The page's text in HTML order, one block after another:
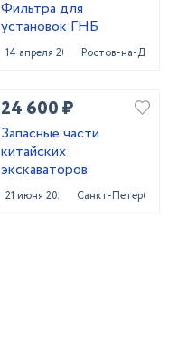
Фильтра для
установок ГНБ
14 апреля 2022 Ростов-на-Дону
24 600 ₽
Запасные части
китайских
экскаваторов
21 июня 2025 Санкт-Петербург